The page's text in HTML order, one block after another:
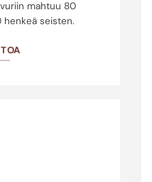
mahtuu 80
henkeä seisten.